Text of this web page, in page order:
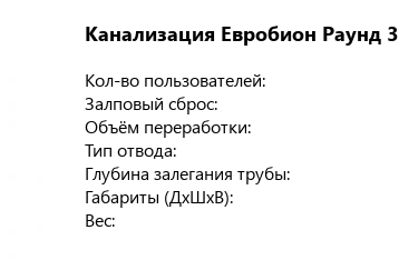
Канализация Евробион Раунд 3
Кол-во пользователей:
Залповый сброс:
Объём переработки:
Тип отвода:
Глубина залегания трубы:
Габариты (ДхШхВ):
Вес: